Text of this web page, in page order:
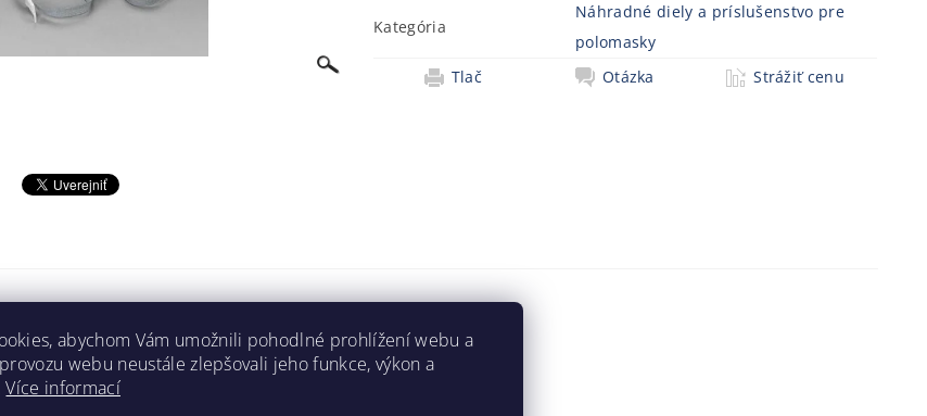
Kategória
Náhradné diely a príslušenstvo pre
polomasky
Tlač
Otázka Strážiť cenu
k tejto položke.
abychom Vám umožnili pohodlné prohlížení webu a
webu neustále zlepšovali jeho funkce, výkon a
Více informací